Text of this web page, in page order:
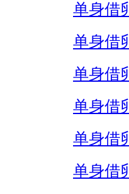
单身借
单身借
单身借
单身借
单身借
单身借